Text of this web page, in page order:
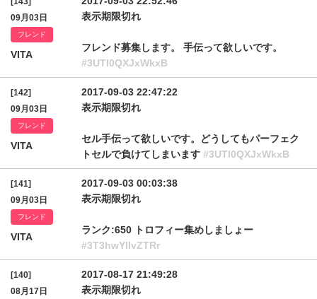
09月03日
フレンド
VITA
表示期限切れ
フレンド募集します。 手伝って欲しいです。
#3UTl0QXJxWkxB
[142]
09月03日
フレンド
VITA
2017-09-03 22:47:22
表示期限切れ
セル手伝って欲しいです。どうしてもパーフェク
トセルで負けてしまいます #3UTl0QXJxWkxB
[141]
09月03日
フレンド
VITA
2017-09-03 00:03:38
表示期限切れ
ランク:650 トロフィー集めしましょー
#3T3hwYllvZTRr
[140]
08月17日
2017-08-17 21:49:28
表示期限切れ